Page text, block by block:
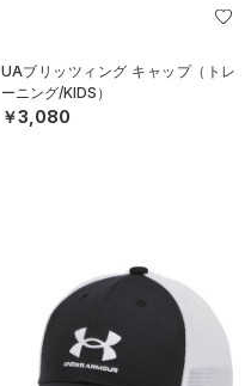
UAブリッツィング キャップ（トレ
ーニング/KIDS）
￥3,080